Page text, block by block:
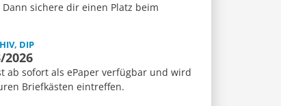
sichere dir einen Platz beim
DIP
ab sofort als ePaper verfügbar und wird
Briefkästen eintreffen.